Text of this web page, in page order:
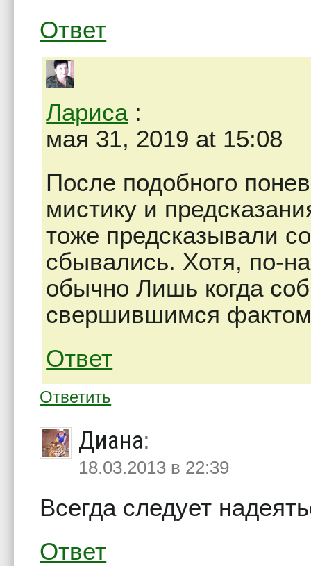
Ответ
Лариса :
мая 31, 2019 at 15:08
После подобного
мистику и
тоже предсказывали
сбывались. Хотя, по-
обычно Лишь когда
свершившимся
Ответ
Ответить
Диана:
18.03.2013 в 22:39
Всегда следует
Ответ